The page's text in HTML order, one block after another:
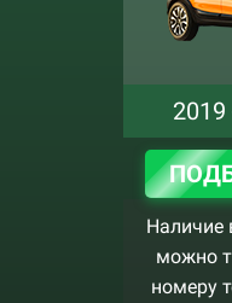
Наличие
можно
номеру